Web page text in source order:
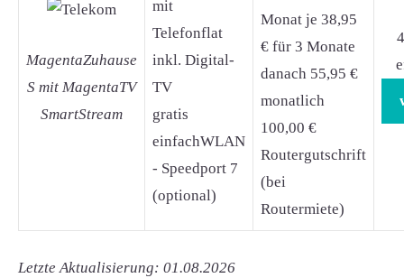
MagentaZuhause
S mit MagentaTV
SmartStream
mit
Telefonflat
inkl. Digital-
TV
gratis
einfachWLAN
- Speedport 7
(optional)
Monat je 38,95
€ für 3 Monate
danach 55,95 €
monatlich
100,00 €
Routergutschrift
(bei
Routermiete)
Letzte Aktualisierung: 01.08.2026